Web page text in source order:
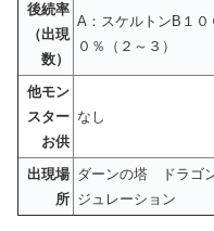
後続率
（出現
数）
A：スケルトンB１
０％（２～３）
他モン
スター
お供
なし
出現場
所
ダーンの塔 ドラ
ジュレーション